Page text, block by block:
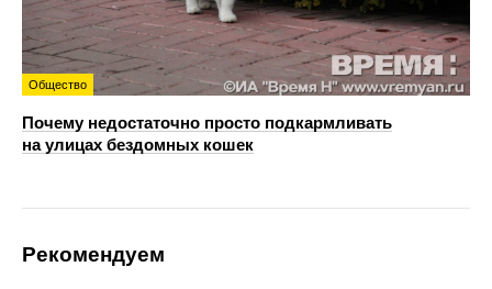
Общество
Почему недостаточно просто подкармливать
на улицах бездомных кошек
Рекомендуем